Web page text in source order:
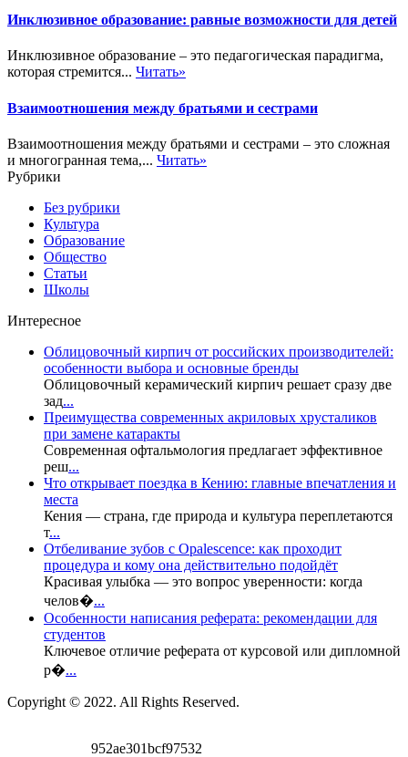
Инклюзивное образование: равные возможности для детей
Инклюзивное образование – это педагогическая парадигма,
которая стремится... Читать»
Взаимоотношения между братьями и сестрами
Взаимоотношения между братьями и сестрами – это сложная
и многогранная тема,... Читать»
Рубрики
Без рубрики
Культура
Образование
Общество
Статьи
Школы
Интересное
Облицовочный кирпич от российских производителей:
особенности выбора и основные бренды
Облицовочный керамический кирпич решает сразу две
зад...
Преимущества современных акриловых хрусталиков
при замене катаракты
Современная офтальмология предлагает эффективное
реш...
Что открывает поездка в Кению: главные впечатления и
места
Кения — страна, где природа и культура переплетаются
т...
Отбеливание зубов с Opalescence: как проходит
процедура и кому она действительно подойдёт
Красивая улыбка — это вопрос уверенности: когда
челов�...
Особенности написания реферата: рекомендации для
студентов
Ключевое отличие реферата от курсовой или дипломной
р�...
Copyright © 2022. All Rights Reserved.
952ae301bcf97532